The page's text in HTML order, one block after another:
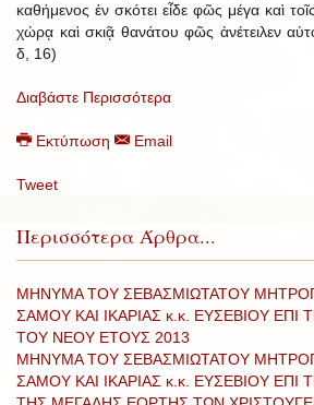
καθήμενος ἐν σκότει εἶδε φῶς μέγα καὶ
χώρᾳ καὶ σκιᾷ θανάτου φῶς ἀνέτειλεν
δ, 16)
Διαβάστε Περισσότερα
Εκτύπωση Email
Tweet
Περισσότερα Άρθρα...
ΜΗΝΥΜΑ ΤΟΥ ΣΕΒΑΣΜΙΩΤΑΤΟΥ
ΣΑΜΟΥ ΚΑΙ ΙΚΑΡΙΑΣ κ.κ. ΕΥΣΕΒΙΟΥ ΕΠΙ
ΤΟΥ ΝΕΟΥ ΕΤΟΥΣ 2013
ΜΗΝΥΜΑ ΤΟΥ ΣΕΒΑΣΜΙΩΤΑΤΟΥ
ΣΑΜΟΥ ΚΑΙ ΙΚΑΡΙΑΣ κ.κ. ΕΥΣΕΒΙΟΥ ΕΠΙ